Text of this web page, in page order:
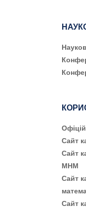
Сайт
Сайт
МНМ
Сайт
Сайт